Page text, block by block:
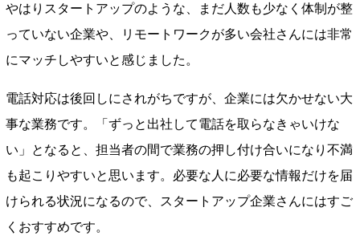
やはりスタートアップのような、まだ人数も少なく体制が整
っていない企業や、リモートワークが多い会社さんには非常
にマッチしやすいと感じました。
電話対応は後回しにされがちですが、企業には欠かせない大
事な業務です。「ずっと出社して電話を取らなきゃいけな
い」となると、担当者の間で業務の押し付け合いになり不満
も起こりやすいと思います。必要な人に必要な情報だけを届
けられる状況になるので、スタートアップ企業さんにはすご
くおすすめです。